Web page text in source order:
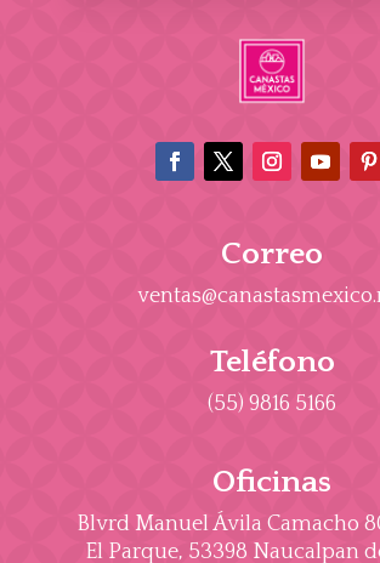
Correo
Teléfono
(55) 9816 5166
Oficinas
Blvrd Manuel Ávila Camacho
El Parque, 53398 Naucalpan